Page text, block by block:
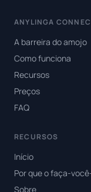
ANYLINGA
A barreira do amojo
Como funciona
Recursos
Preços
FAQ
RECURSOS
Início
Por que o faça-
Sobre